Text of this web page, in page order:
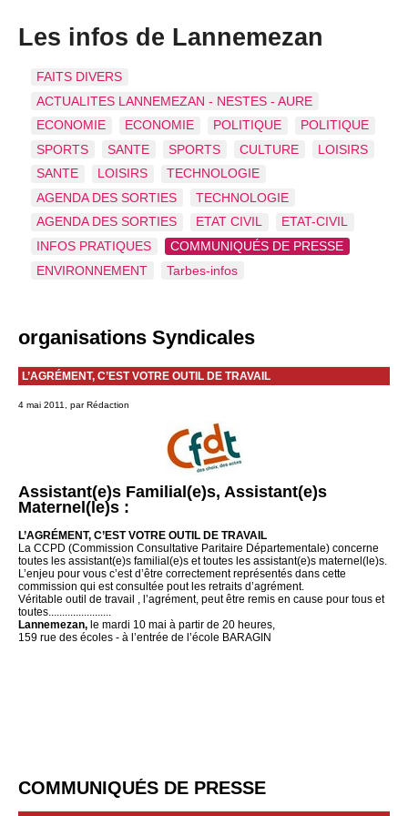
Les infos de Lannemezan
FAITS DIVERS
ACTUALITES LANNEMEZAN - NESTES - AURE
ECONOMIE
ECONOMIE POLITIQUE
POLITIQUE
SPORTS
SANTE SPORTS CULTURE
LOISIRS
SANTE
LOISIRS
TECHNOLOGIE
AGENDA DES SORTIES
TECHNOLOGIE
AGENDA DES SORTIES
ETAT CIVIL
ETAT-CIVIL
INFOS PRATIQUES
COMMUNIQUÉS DE PRESSE
ENVIRONNEMENT
Tarbes-infos
organisations Syndicales
L’AGRÉMENT, C’EST VOTRE OUTIL DE TRAVAIL
4 mai 2011, par Rédaction
Assistant(e)s Familial(e)s, Assistant(e)s
Maternel(le)s :
L’AGRÉMENT, C’EST VOTRE OUTIL DE TRAVAIL
La CCPD (Commission Consultative Paritaire Départementale) concerne
toutes les assistant(e)s familial(e)s et toutes les assistant(e)s maternel(le)s.
L’enjeu pour vous c’est d’être correctement représentés dans cette
commission qui est consultée pout les retraits d’agrément.
Véritable outil de travail , l’agrément, peut être remis en cause pour tous et
toutes.......................
Lannemezan, le mardi 10 mai à partir de 20 heures,
159 rue des écoles - à l’entrée de l’école BARAGIN
COMMUNIQUÉS DE PRESSE